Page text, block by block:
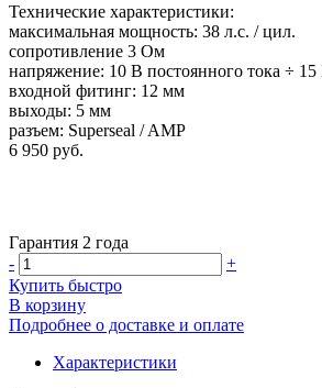
Технические характеристики:
максимальная мощность: 38 л.с. / цил.
сопротивление 3 Ом
напряжение: 10 В постоянного тока ÷ 15
входной фитинг: 12 мм
выходы: 5 мм
разъем: Superseal / AMP
6 950 руб.
Гарантия 2 года
-
+
Купить быстро
В корзину
Подробнее о доставке и оплате
Характеристики